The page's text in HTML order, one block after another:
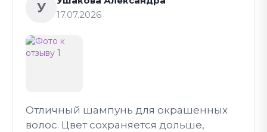
У
17.07.2026
Отличный шампунь для окрашенных
волос. Цвет сохраняется дольше,